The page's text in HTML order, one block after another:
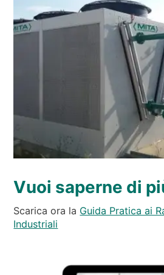
Vuoi saperne di
Scarica ora la Guida Pratica ai
Industriali